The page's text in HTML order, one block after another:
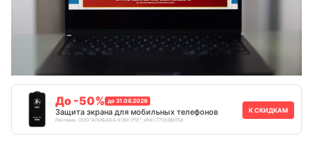
До -50% до 31.08.2026
Защита экрана для мобильных телефонов
Реклама. ООО "АЛИБАБА.КОМ (РУ)", ИНН 7703380158
К СКИДКАМ